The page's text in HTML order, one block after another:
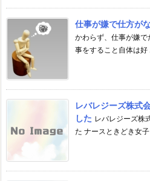
仕事が嫌で仕方が
かわらず、仕事が嫌
事をすること自体は好
レバレジーズ株式
した レバレジーズ株
た ナースときどき女